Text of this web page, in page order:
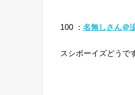
100 ： 名無しさん＠
スシボーイズどうで